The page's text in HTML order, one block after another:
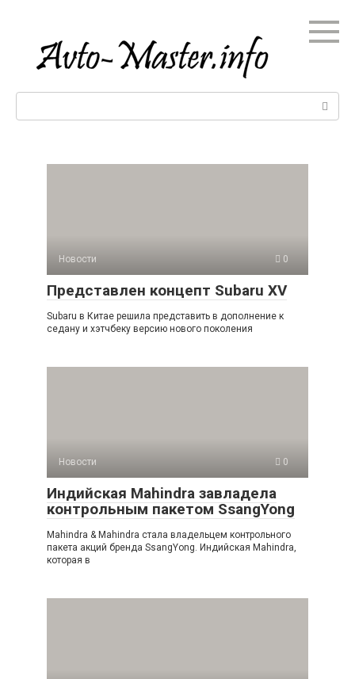
Новости 0
Представлен концепт Subaru XV
Subaru в Китае решила представить в дополнение к
седану и хэтчбеку версию нового поколения
Новости 0
Индийская Mahindra завладела
контрольным пакетом SsangYong
Mahindra & Mahindra стала владельцем контрольного
пакета акций бренда SsangYong. Индийская Mahindra,
которая в